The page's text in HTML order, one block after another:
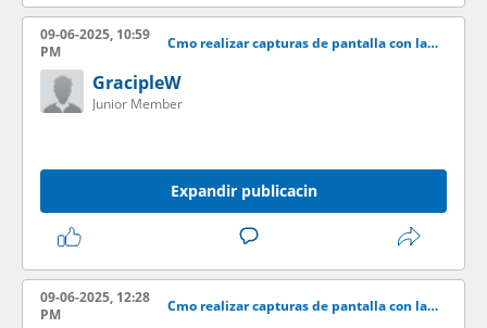
09-06-2025, 10:59
PM
Cmo realizar capturas de pantalla con la aplicacin LightShot
GracipleW
Junior Member
Expandir publicacin
09-06-2025, 12:28
PM
Cmo realizar capturas de pantalla con la aplicacin LightShot